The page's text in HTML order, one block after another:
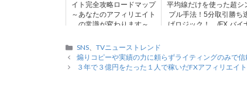
イト完全攻略ロードマップ
～あなたのアフィリエイト
の常識が変わります～
平均線だけを使った超シ
プル手法！5分取引勝ち
げロジック！ /FX,バイ
カ
テ
ゴ
SNS、TVニューストレンド
煽りコピーや実績の力に頼らずライティングのみで
３年で３億円をたった１人で稼いだFXアフィリエイ